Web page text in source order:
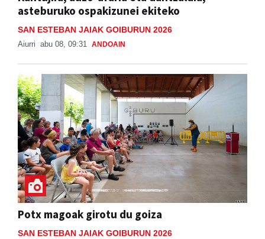
asteburuko ospakizunei ekiteko
SAN ESTEBAN JAIAK GOIBURUN 2026
Aiurri abu 08, 09:31 ANDOAIN
Potx magoak girotu du goiza
SAN ESTEBAN JAIAK GOIBURUN 2026